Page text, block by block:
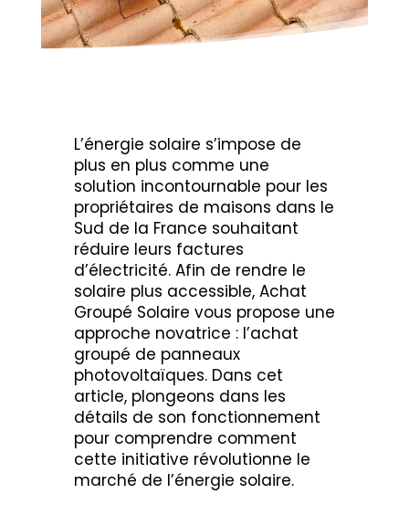
L’énergie solaire s’impose de
plus en plus comme une
solution incontournable pour les
propriétaires de maisons dans le
Sud de la France souhaitant
réduire leurs factures
d’électricité. Afin de rendre le
solaire plus accessible, Achat
Groupé Solaire vous propose une
approche novatrice : l’achat
groupé de panneaux
photovoltaïques. Dans cet
article, plongeons dans les
détails de son fonctionnement
pour comprendre comment
cette initiative révolutionne le
marché de l’énergie solaire.